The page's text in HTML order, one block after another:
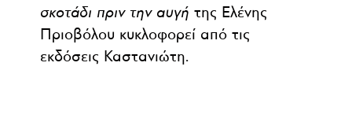
σκοτάδι πριν την αυγή της Ελένης
Πριοβόλου κυκλοφορεί από τις
εκδόσεις Καστανιώτη.